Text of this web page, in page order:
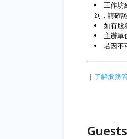
工作坊
到，請確
如有股
主辦單
若因不
｜ 了解股務
Guests